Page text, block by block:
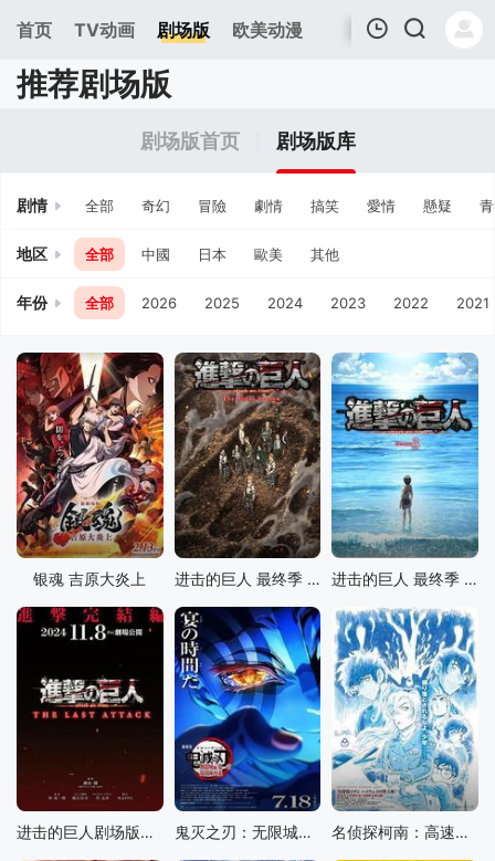
首页 TV动画 剧场版 欧美动漫
我的观影记录
推荐剧场版
剧场版首页 剧场版库
剧情 全部 奇幻 冒險 劇情 搞笑 愛情 懸疑
地区 全部 中國 日本 歐美 其他
年份 全部 2026 2025 2024 2023 2022 2021
银魂 吉原大炎上 进击的巨人 最终季 完结篇 前篇 进击的巨人 最终季 完结篇 后篇
进击的巨人剧场版：完结篇·最后的进击 鬼灭之刃：无限城篇 第一章 猗窝座再袭 名侦探柯南：高速公路的堕天使